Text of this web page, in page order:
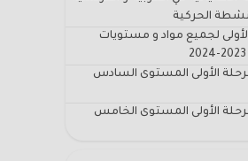
الحركية
لجميع مواد و مستويات
الأولى المستوى السادس
الأولى المستوى الخامس